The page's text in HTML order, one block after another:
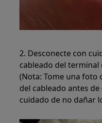
2. Desconecte con
cableado del
(Nota: Tome una foto
del cableado antes
cuidado de no dañar